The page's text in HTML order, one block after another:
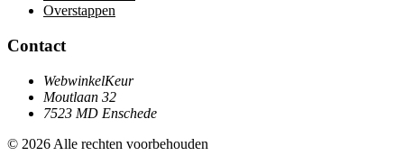
Overstappen
Contact
WebwinkelKeur
Moutlaan 32
7523 MD Enschede
© 2026 Alle rechten voorbehouden